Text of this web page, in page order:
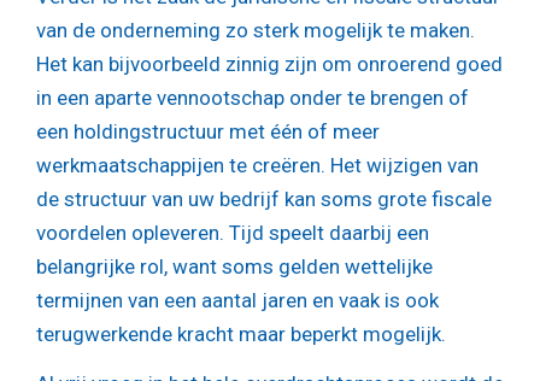
van de onderneming zo sterk mogelijk te maken.
Het kan bijvoorbeeld zinnig zijn om onroerend goed
in een aparte vennootschap onder te brengen of
een holdingstructuur met één of meer
werkmaatschappijen te creëren. Het wijzigen van
de structuur van uw bedrijf kan soms grote fiscale
voordelen opleveren. Tijd speelt daarbij een
belangrijke rol, want soms gelden wettelijke
termijnen van een aantal jaren en vaak is ook
terugwerkende kracht maar beperkt mogelijk.